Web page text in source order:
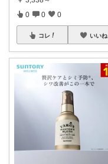
0 0 0
コレ いいね